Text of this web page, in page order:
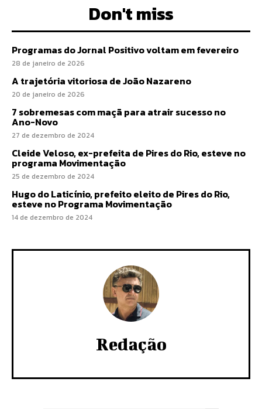
Don't miss
Programas do Jornal Positivo voltam em fevereiro
28 de janeiro de 2026
A trajetória vitoriosa de João Nazareno
20 de janeiro de 2026
7 sobremesas com maçã para atrair sucesso no
Ano-Novo
27 de dezembro de 2024
Cleide Veloso, ex-prefeita de Pires do Rio, esteve no
programa Movimentação
25 de dezembro de 2024
Hugo do Laticínio, prefeito eleito de Pires do Rio,
esteve no Programa Movimentação
14 de dezembro de 2024
Redação